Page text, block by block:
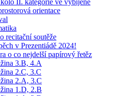
II. kategorie ve vybíjené
orientace
recitační soutěže
v Prezentiádě 2024!
o co nejdelší papírový řetěz
3.B, 4.A
2.C, 3.C
2.A, 3.C
1.D, 2.B